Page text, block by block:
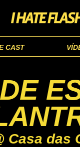
CAST
Casa das